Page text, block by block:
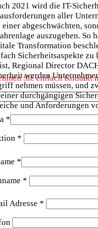
2021 wird die IT-
aller
einer abgeschwächten,
auszugehen. So
Transformation
Sicherheitsaspekte zu
Regional Director
werden
nehmen müssen, und
durchgängigen
und Anforderungen
Sie einfach Kontakt
*
*
*
*
Adresse *